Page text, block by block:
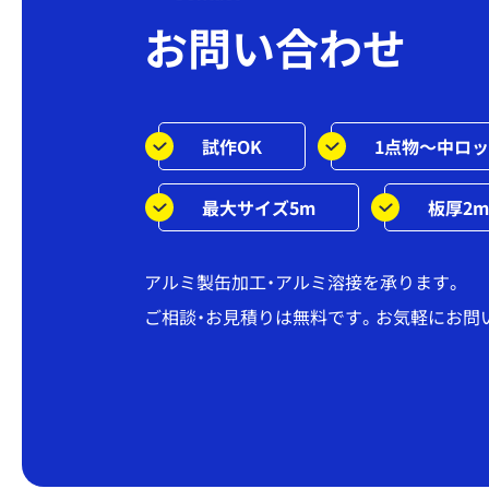
お問い合わせ
試作OK 1点物～中ロ
最大サイズ5m 板厚
アルミ製缶加工・アルミ溶接を承ります。
ご相談・お見積りは無料です。お気軽にお問